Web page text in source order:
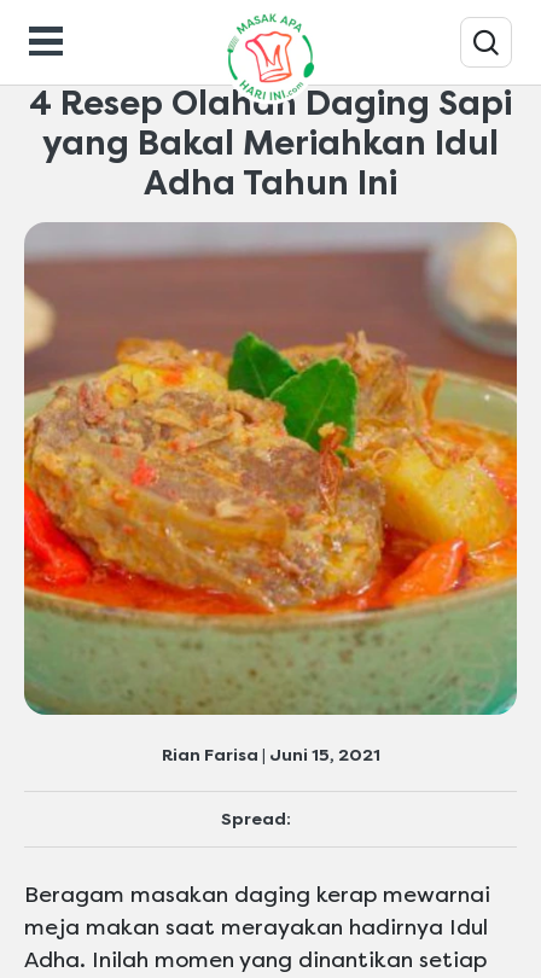
Makanan-gaya-hidup
4 Resep Olahan Daging Sapi
yang Bakal Meriahkan Idul
Adha Tahun Ini
Rian Farisa | Juni 15, 2021
Spread:
Beragam masakan daging kerap mewarnai
meja makan saat merayakan hadirnya Idul
Adha. Inilah momen yang dinantikan setiap